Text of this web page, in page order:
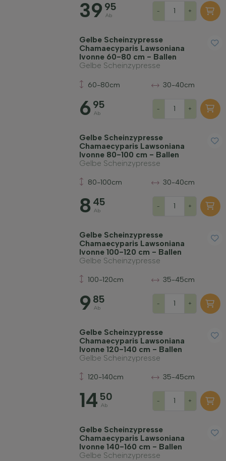
Wachstumsrate (cm pro Jahr)
39 95
Ab
- +
Gelbe Scheinzypresse
Chamaecyparis Lawsoniana
Ivonne 60-80 cm - Ballen
Gelbe Scheinzypresse
60-80cm 30-40cm
6 95
Ab
- +
Gelbe Scheinzypresse
Chamaecyparis Lawsoniana
Ivonne 80-100 cm - Ballen
Gelbe Scheinzypresse
80-100cm 30-40cm
8 45
Ab
- +
Gelbe Scheinzypresse
Chamaecyparis Lawsoniana
Ivonne 100-120 cm - Ballen
Gelbe Scheinzypresse
100-120cm 35-45cm
9 85
Ab
- +
Gelbe Scheinzypresse
Chamaecyparis Lawsoniana
Ivonne 120-140 cm - Ballen
Gelbe Scheinzypresse
120-140cm 35-45cm
14 50
Ab
- +
Gelbe Scheinzypresse
Chamaecyparis Lawsoniana
Ivonne 140-160 cm - Ballen
Gelbe Scheinzypresse